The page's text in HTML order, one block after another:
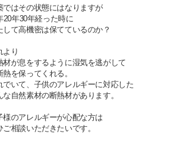
ではその状態にはなりますが
20年30年経った時に
して高機密は保てているのか？
より
材が息をするように湿気を逃がして
熱を保ってくれる。
でいて、子供のアレルギーに対応した
な自然素材の断熱材があります。
様のアレルギーが心配な方は
ご相談いただきたいです。